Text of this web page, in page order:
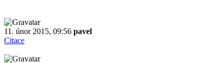
11. únor 2015, 09:56 pavel
Citace